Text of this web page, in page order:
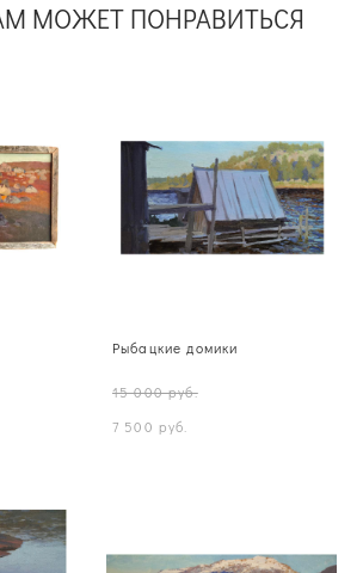
МОЖЕТ ПОНРАВИТЬСЯ
Рыбацкие домики
15 000 pуб.
7 500 pуб.